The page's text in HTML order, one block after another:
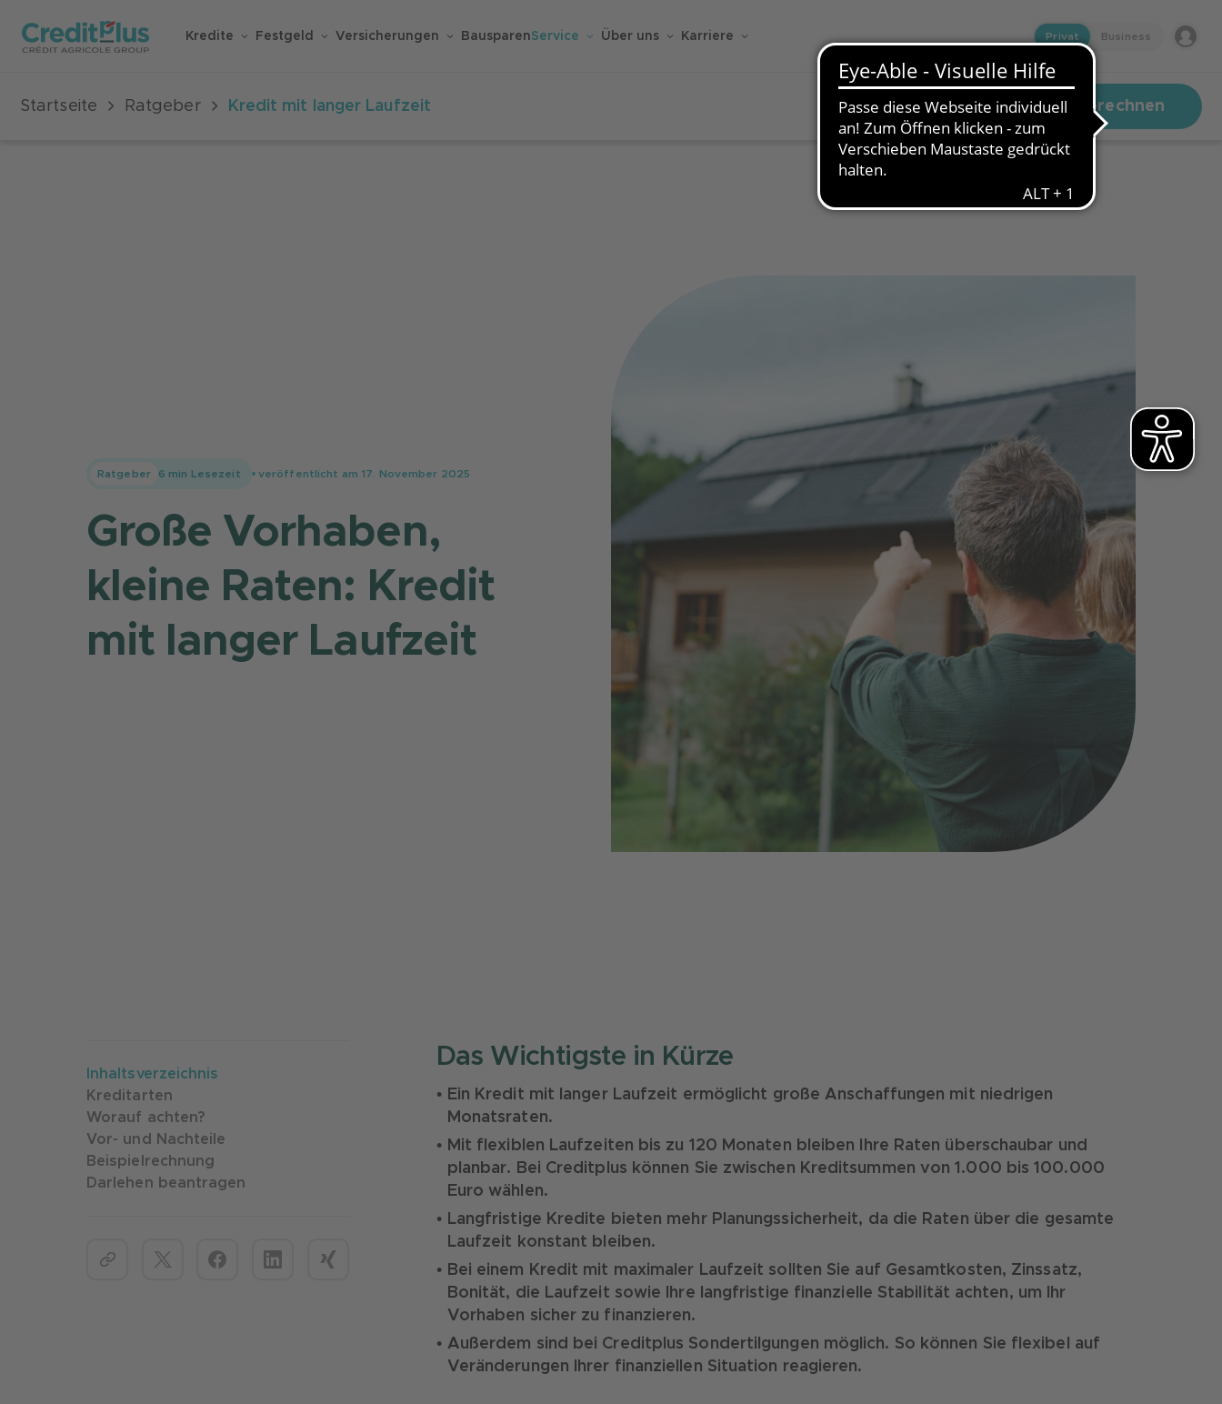
Kredite Festgeld Versicherungen BausparenService Über uns Karriere Privat Business
Startseite Ratgeber Kredit mit langer Laufzeit Kredit berechnen
Ratgeber 6 min Lesezeit • veröffentlicht am 17. November 2025
Große Vorhaben,
kleine Raten: Kredit
mit langer Laufzeit
Inhaltsverzeichnis
Kreditarten
Worauf achten?
Vor- und Nachteile
Beispielrechnung
Darlehen beantragen
Das Wichtigste in Kürze
Ein Kredit mit langer Laufzeit ermöglicht große Anschaffungen mit niedrigen
Monatsraten.
Mit flexiblen Laufzeiten bis zu 120 Monaten bleiben Ihre Raten überschaubar und
planbar. Bei Creditplus können Sie zwischen Kreditsummen von 1.000 bis 100.000
Euro wählen.
Langfristige Kredite bieten mehr Planungssicherheit, da die Raten über die gesamte
Laufzeit konstant bleiben.
Bei einem Kredit mit maximaler Laufzeit sollten Sie auf Gesamtkosten, Zinssatz,
Bonität, die Laufzeit sowie Ihre langfristige finanzielle Stabilität achten, um Ihr
Vorhaben sicher zu finanzieren.
Außerdem sind bei Creditplus Sondertilgungen möglich. So können Sie flexibel auf
Veränderungen Ihrer finanziellen Situation reagieren.